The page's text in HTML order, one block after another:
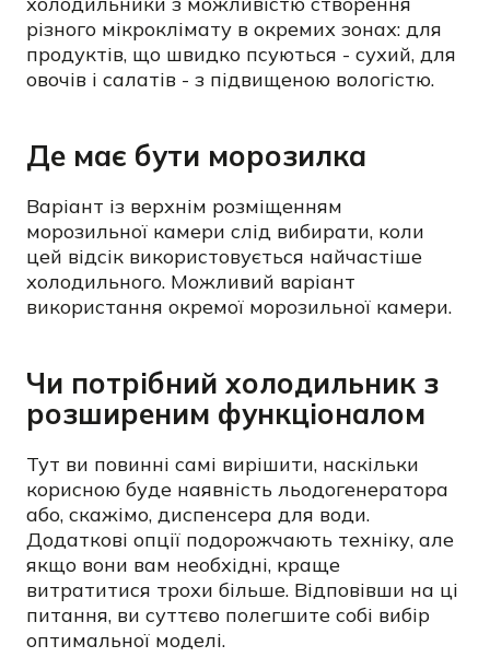
різного мікроклімату в окремих зонах: для
продуктів, що швидко псуються - сухий, для
овочів і салатів - з підвищеною вологістю.
Де має бути морозилка
Варіант із верхнім розміщенням
морозильної камери слід вибирати, коли
цей відсік використовується найчастіше
холодильного. Можливий варіант
використання окремої морозильної камери.
Чи потрібний холодильник з
розширеним функціоналом
Тут ви повинні самі вирішити, наскільки
корисною буде наявність льодогенератора
або, скажімо, диспенсера для води.
Додаткові опції подорожчають техніку, але
якщо вони вам необхідні, краще
витратитися трохи більше. Відповівши на ці
питання, ви суттєво полегшите собі вибір
оптимальної моделі.